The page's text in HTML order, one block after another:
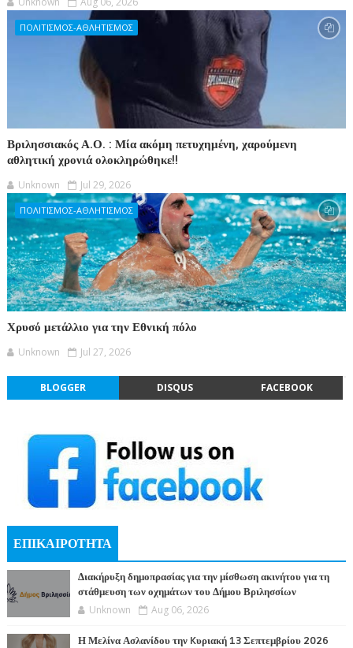
ΠΟΛΙΤΙΣΜΟΣ-ΑΘΛΗΤΙΣΜΟΣ
Βριλησσιακός Α.Ο. : Μία ακόμη πετυχημένη, χαρούμενη
αθλητική χρονιά ολοκληρώθηκε!!
Unknown Jul 29, 2026
ΠΟΛΙΤΙΣΜΟΣ-ΑΘΛΗΤΙΣΜΟΣ
Χρυσό μετάλλιο για την Εθνική πόλο
Unknown Jul 27, 2026
BLOGGER DISQUS FACEBOOK
ΕΠΙΚΑΙΡΟΤΗΤΑ
Διακήρυξη δημοπρασίας για την μίσθωση ακινήτου για τη
στάθμευση των οχημάτων του Δήμου Βριλησσίων
Unknown Aug 06, 2026
Η Μελίνα Ασλανίδου την Kυριακή 13 Σεπτεμβρίου 2026